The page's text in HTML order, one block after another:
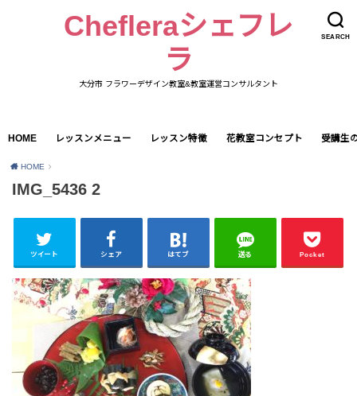
SEARCH
Chefleraシェフレ
ラ
大分市 フラワーデザイン教室&教室運営コンサルタント
HOME レッスンメニュー レッスン特徴 花教室コンセプト 受講生
HOME
IMG_5436 2
ツイート シェア はてブ 送る Pocket